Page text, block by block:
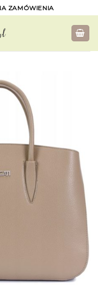
ZAMÓWIENIA